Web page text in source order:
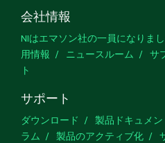
会社情報
NIはエマソン社の一員になりま
用情報
ニュースルーム サ
ト
サポート
ダウンロード 製品ドキュメン
ラム
製品のアクティブ化